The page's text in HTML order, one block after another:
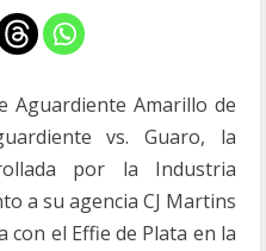
Aguardiente Amarillo de
vs. Guaro, la
por la Industria
a su agencia CJ Martins
con el Effie de Plata en la